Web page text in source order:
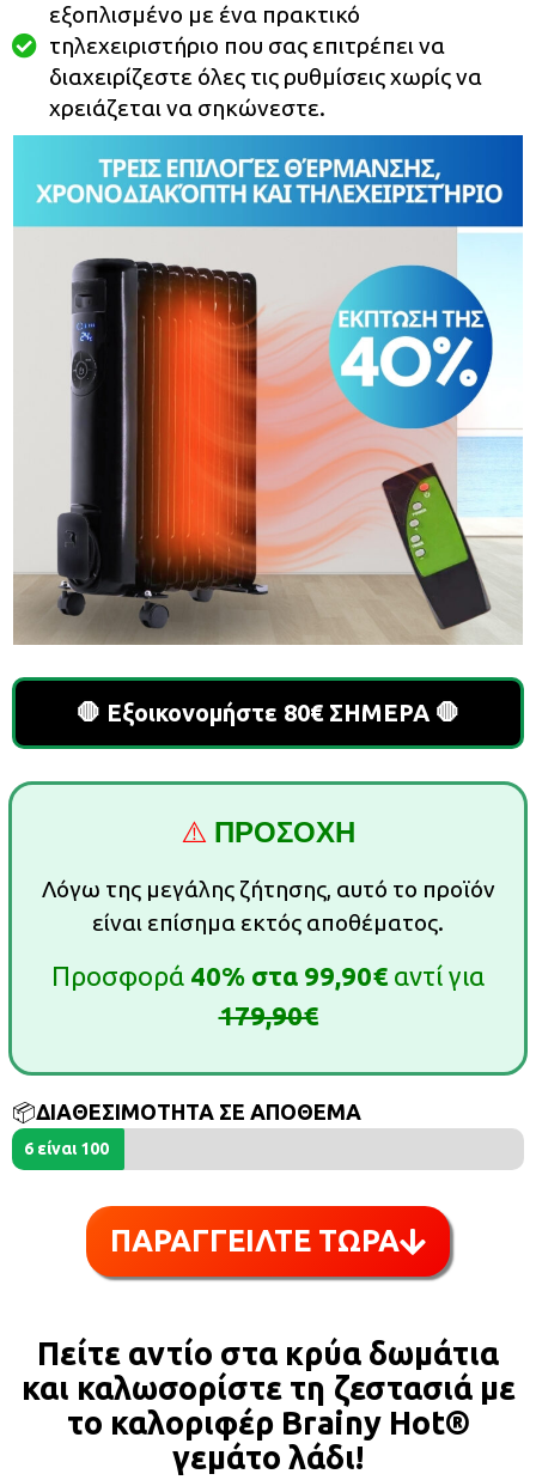
εξοπλισμένο με ένα πρακτικό
τηλεχειριστήριο που σας επιτρέπει να
διαχειρίζεστε όλες τις ρυθμίσεις χωρίς να
χρειάζεται να σηκώνεστε.
🛑 Εξοικονομήστε 80€ ΣΗΜΕΡΑ 🛑
⚠️ ΠΡΟΣΟΧΗ
Λόγω της μεγάλης ζήτησης, αυτό το προϊόν
είναι επίσημα εκτός αποθέματος.
Προσφορά 40% στα 99,90€ αντί για
179,90€
📦ΔΙΑΘΕΣΙΜΟΤΗΤΑ ΣΕ ΑΠΟΘΕΜΑ
6 είναι 100
ΠΑΡΑΓΓΕΙΛΤΕ ΤΩΡΑ
Πείτε αντίο στα κρύα δωμάτια
και καλωσορίστε τη ζεστασιά με
το καλοριφέρ Brainy Hot®️
γεμάτο λάδι!